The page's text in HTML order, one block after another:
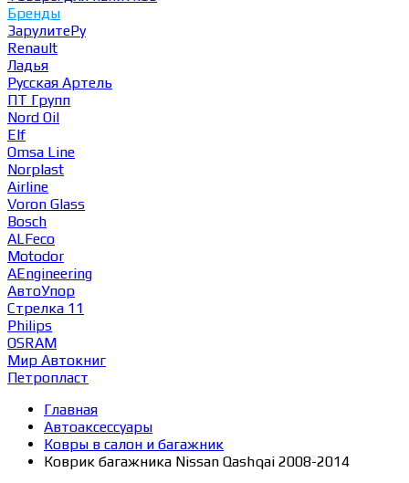
Бренды
ЗарулитеРу
Renault
Ладья
Русская Артель
ПТ Групп
Nord Oil
Elf
Omsa Line
Norplast
Airline
Voron Glass
Bosch
ALFeco
Motodor
AEngineering
АвтоУпор
Стрелка 11
Philips
OSRAM
Мир Автокниг
Петропласт
Главная
Автоаксессуары
Ковры в салон и багажник
Коврик багажника Nissan Qashqai 2008-2014